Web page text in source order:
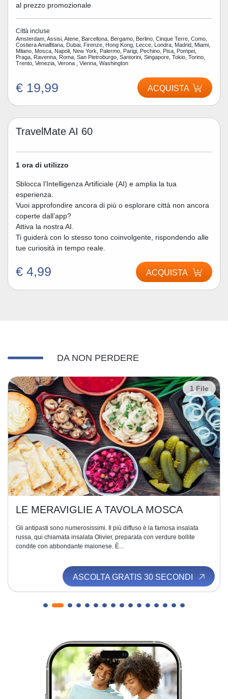
al prezzo promozionale
Città incluse
Amsterdam, Assisi, Atene, Barcellona, Bergamo, Berlino, Cinque Terre, Como,
Costiera Amalfitana, Dubai, Firenze, Hong Kong, Lecce, Londra, Madrid, Miami,
Milano, Mosca, Napoli, New York, Palermo, Parigi, Pechino, Pisa, Pompei,
Praga, Ravenna, Roma, San Pietroburgo, Santorini, Singapore, Tokio, Torino,
Trento, Venezia, Verona , Vienna, Washington
€ 19,99 ACQUISTA
TravelMate AI 60
1 ora di utilizzo
Sblocca l’Intelligenza Artificiale (AI) e amplia la tua
esperienza.
Vuoi approfondire ancora di più o esplorare città non ancora
coperte dall’app?
Attiva la nostra AI.
Ti guiderà con lo stesso tono coinvolgente, rispondendo alle
tue curiosità in tempo reale.
€ 4,99 ACQUISTA
DA NON PERDERE
1 File
LE MERAVIGLIE A TAVOLA MOSCA
Gli antipasti sono numerosissimi. Il più diffuso è la famosa insalata
russa, qui chiamata insalata Olivier, preparata con verdure bollite
condite con abbondante maionese. È...
ASCOLTA GRATIS 30 SECONDI